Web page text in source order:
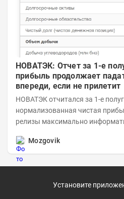
НОВАТЭК: Отчет за 1-е
прибыль продолжает
впереди, если не прилетит
НОВАТЭК отчитался за 1-е
нормализованная чистая прибыль
релизы максимально
Mozgovik
Установите